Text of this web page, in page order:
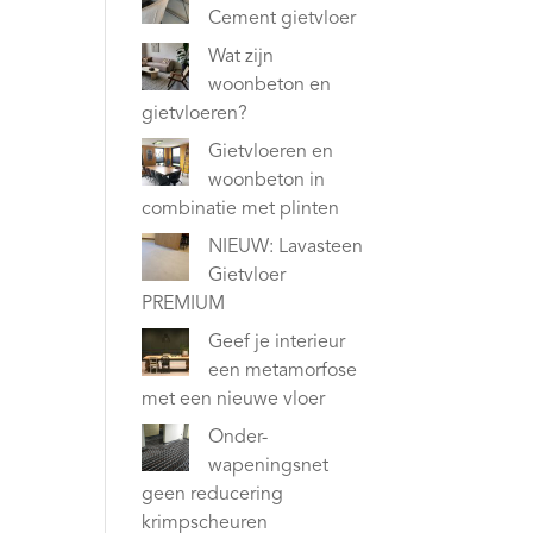
Cement gietvloer
Wat zijn
woonbeton en
gietvloeren?
Gietvloeren en
woonbeton in
combinatie met plinten
NIEUW: Lavasteen
Gietvloer
PREMIUM
Geef je interieur
een metamorfose
met een nieuwe vloer
Onder-
wapeningsnet
geen reducering
krimpscheuren